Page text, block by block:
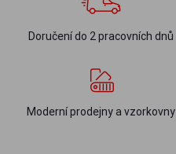
Doručení do 2 pracovních dnů
Moderní prodejny a vzorkovny